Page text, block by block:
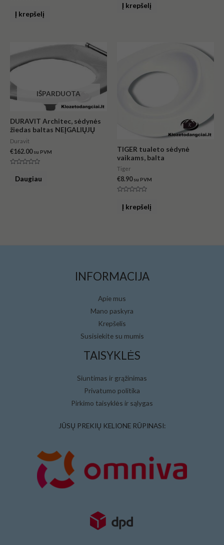
Į krepšelį
Į krepšelį
IŠPARDUOTA
DURAVIT Architec, sėdynės
žiedas baltas NEĮGALIŲJŲ
Duravit
€162.00 su PVM
Daugiau
TIGER tualeto sėdynė
vaikams, balta
Tiger
€8.90 su PVM
Į krepšelį
INFORMACIJA
Apie mus
Mano paskyra
Krepšelis
Susisiekite su mumis
TAISYKLĖS
Siuntimas ir grąžinimas
Privatumo politika
Pirkimo taisyklės ir sąlygas
JŪSŲ PREKIŲ KELIONE RŪPINASI: